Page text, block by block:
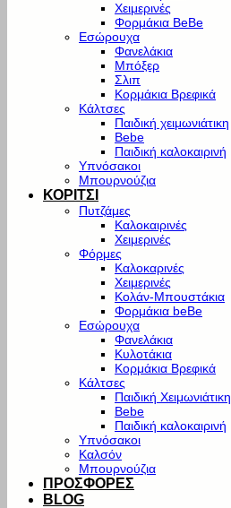
Χειμερινές
Φορμάκια BeBe
Εσώρουχα
Φανελάκια
Μπόξερ
Σλιπ
Κορμάκια Βρεφικά
Κάλτσες
Παιδική χειμωνιάτικη
Bebe
Παιδική καλοκαιρινή
Υπνόσακοι
Μπουρνούζια
ΚΟΡΙΤΣΙ
Πυτζάμες
Καλοκαιρινές
Χειμερινές
Φόρμες
Καλοκαρινές
Χειμερινές
Κολάν-Μπουστάκια
Φορμάκια beBe
Εσώρουχα
Φανελάκια
Κυλοτάκια
Κορμάκια Βρεφικά
Κάλτσες
Παιδική Χειμωνιάτικη
Bebe
Παιδική καλοκαιρινή
Υπνόσακοι
Καλσόν
Μπουρνούζια
ΠΡΟΣΦΟΡΕΣ
BLOG